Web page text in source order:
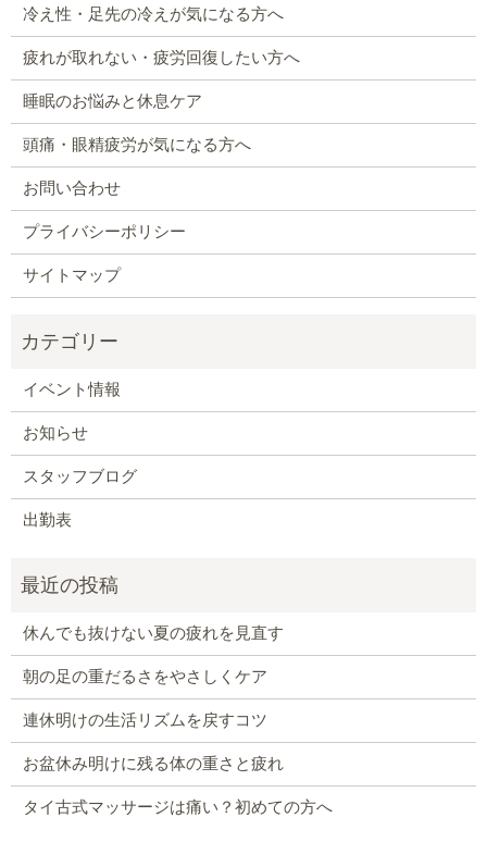
冷え性・足先の冷えが気になる方へ
疲れが取れない・疲労回復したい方へ
睡眠のお悩みと休息ケア
頭痛・眼精疲労が気になる方へ
お問い合わせ
プライバシーポリシー
サイトマップ
イベント情報
お知らせ
スタッフブログ
出勤表
休んでも抜けない夏の疲れを見直す
朝の足の重だるさをやさしくケア
連休明けの生活リズムを戻すコツ
お盆休み明けに残る体の重さと疲れ
タイ古式マッサージは痛い？初めての方へ